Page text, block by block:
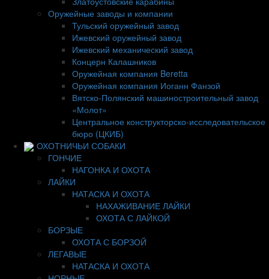
Оружейные заводы и компании
Тульский оружейный завод
Ижевский оружейный завод
Ижевский механический завод
Концерн Калашников
Оружейная компания Beretta
Оружейная компания Иоганн Фанзой
Вятско-Полянский машиностроительный завод
«Молот»
Центральное конструкторско-исследовательское
бюро (ЦКИБ)
ОХОТНИЧЬИ СОБАКИ
ГОНЧИЕ
НАГОНКА И ОХОТА
ЛАЙКИ
НАТАСКА И ОХОТА
НАХАЖИВАНИЕ ЛАЙКИ
ОХОТА С ЛАЙКОЙ
БОРЗЫЕ
ОХОТА С БОРЗОЙ
ЛЕГАВЫЕ
НАТАСКА И ОХОТА